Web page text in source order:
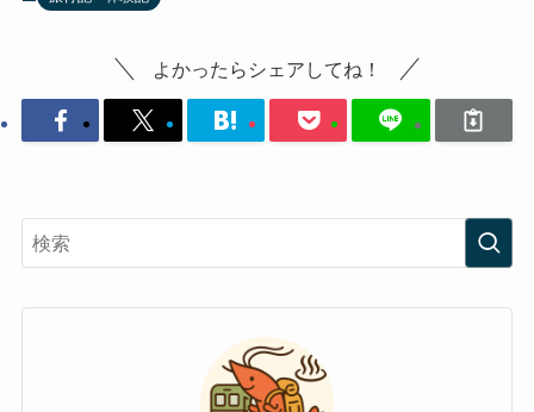
よかったらシェアしてね！